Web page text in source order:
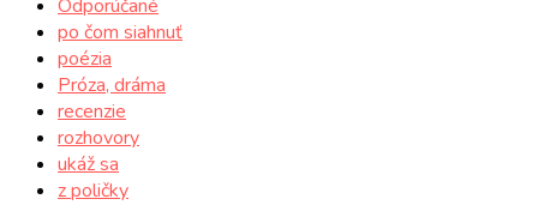
Odporúčané
po čom siahnuť
poézia
Próza, dráma
recenzie
rozhovory
ukáž sa
z poličky